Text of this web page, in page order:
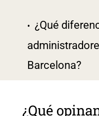
¿Qué
Barcelona?
¿Qué